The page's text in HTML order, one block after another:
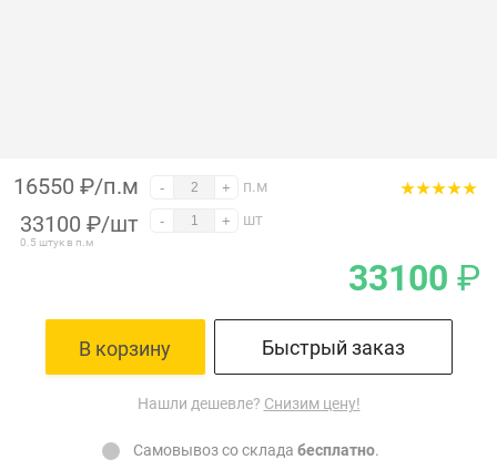
16550 ₽/п.м - + п.м
33100 ₽/шт
0.5 штук в п.м
- + шт
33100 ₽
В корзину Быстрый заказ
Нашли дешевле? Снизим цену!
Самовывоз со склада бесплатно.